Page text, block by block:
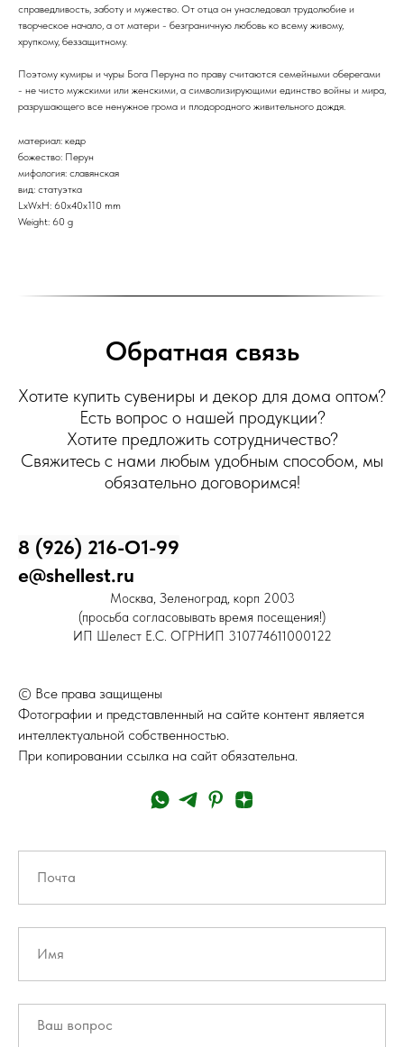
справедливость, заботу и мужество. От отца он унаследовал трудолюбие и
творческое начало, а от матери - безграничную любовь ко всему живому,
хрупкому, беззащитному.
Поэтому кумиры и чуры Бога Перуна по праву считаются семейными оберегами
- не чисто мужскими или женскими, а символизирующими единство войны и мира,
разрушающего все ненужное грома и плодородного живительного дождя.
материал: кедр
божество: Перун
мифология: славянская
вид: статуэтка
LxWxH: 60x40x110 mm
Weight: 60 g
Обратная связь
Хотите купить сувениры и декор для дома оптом?
Есть вопрос о нашей продукции?
Хотите предложить сотрудничество?
Свяжитесь с нами любым удобным способом, мы
обязательно договоримся!
8 (926) 216-О1-99
e@shellest.ru
Москва, Зеленоград, корп 2003
(просьба согласовывать время посещения!)
ИП Шелест Е.С. ОГРНИП 310774611000122
© Все права защищены
Фотографии и представленный на сайте контент является
интеллектуальной собственностью.
При копировании ссылка на сайт обязательна.